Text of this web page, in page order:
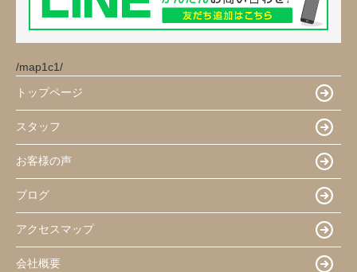
/map1c1/
トップページ
スタッフ
お客様の声
ブログ
アクセスマップ
会社概要